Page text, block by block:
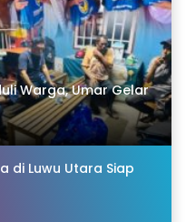
Warga, Umar Gelar
di Luwu Utara Siap